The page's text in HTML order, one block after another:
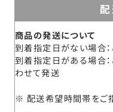
商品の発送について
到着指定日がない場合
到着指定日がある場合
わせて発送
配送希望時間帯をご